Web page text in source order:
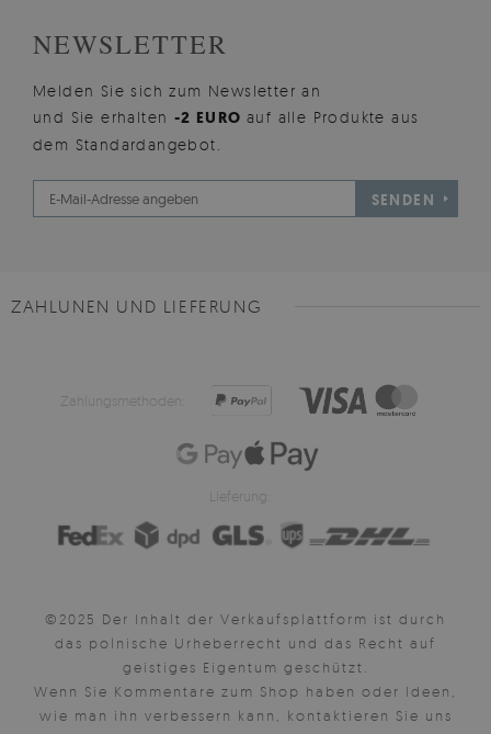
NEWSLETTER
Melden Sie sich zum Newsletter an
und Sie erhalten -2 EUROauf alle Produkte aus
dem Standardangebot.
SENDEN
ZAHLUNEN UND LIEFERUNG
Zahlungsmethoden:
Lieferung:
©2025 Der Inhalt der Verkaufsplattform ist durch
das polnische Urheberrecht und das Recht auf
geistiges Eigentum geschützt.
Wenn Sie Kommentare zum Shop haben oder Ideen,
wie man ihn verbessern kann, kontaktieren Sie uns